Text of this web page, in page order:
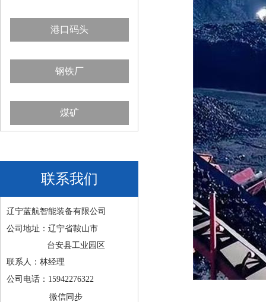
港口码头
钢铁厂
煤矿
联系我们
辽宁蓝航智能装备有限公司
公司地址：辽宁省鞍山市
台安县工业园区
联系人：林经理
公司电话：15942276322
微信同步